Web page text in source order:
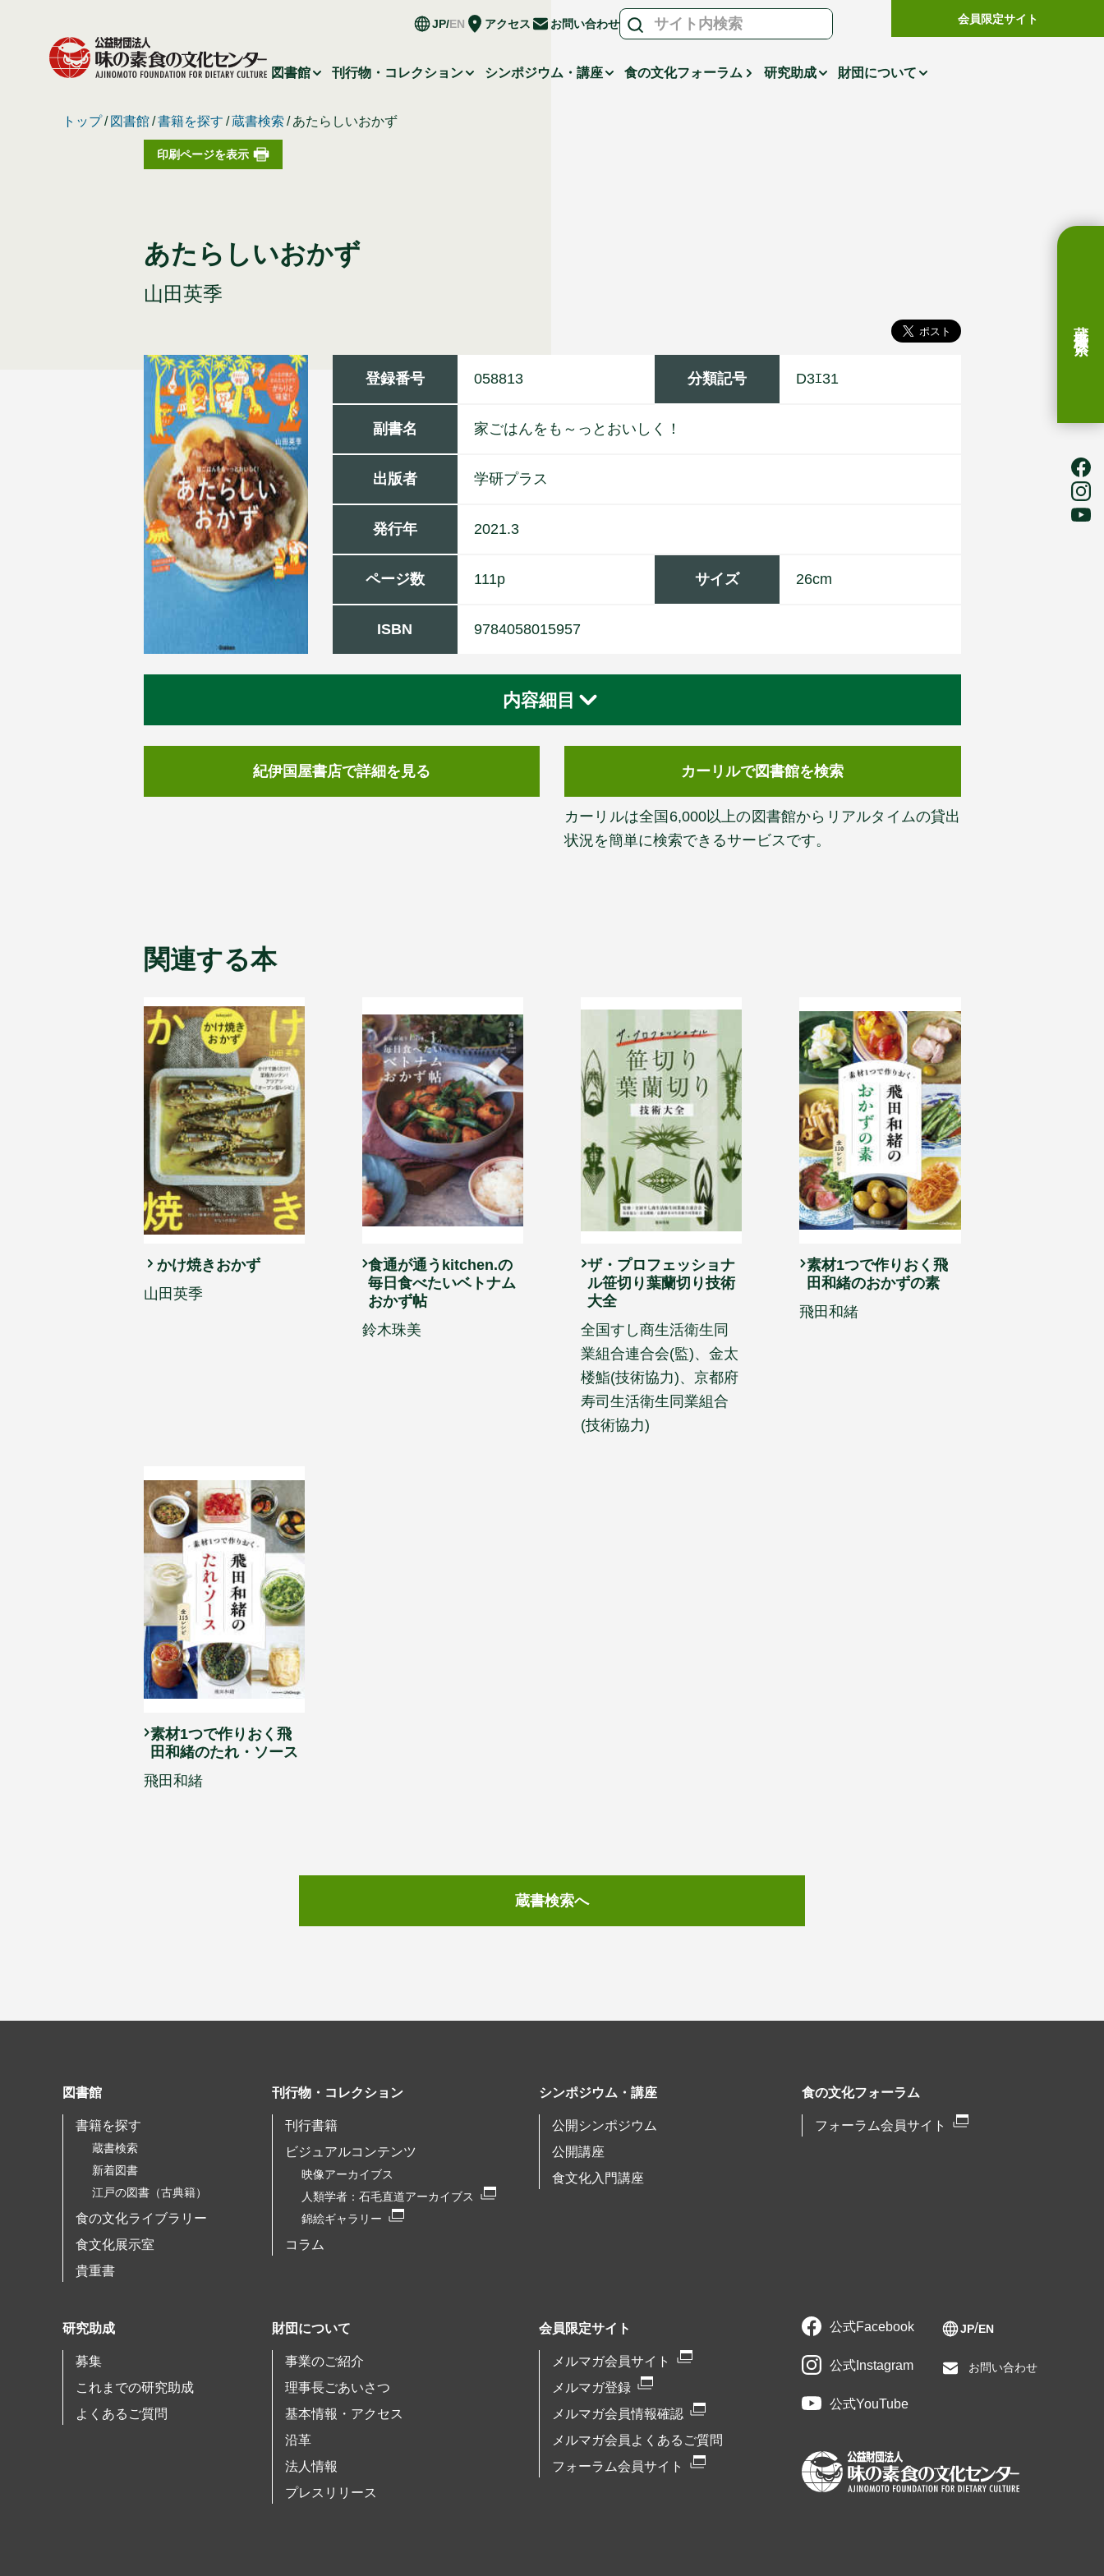
JP EN アクセス お問い合わせ
図書館 刊行物・コレクション シンポジウム・講座 食の文化フォーラム 研究助成 財団について
会員限定サイト
蔵書検索
トップ 図書館 書籍を探す 蔵書検索 あたらしいおかず
印刷ページを表示
あたらしいおかず
山田英季
登録番号 058813 分類記号 D3ｴ31
副書名 家ごはんをも～っとおいしく！
出版者 学研プラ ス
発行年 2021.3
ページ数 111p サイズ 26cm
ISBN 9784058015957
内容細目
紀伊国屋書店で詳細を見る カーリルで図書館を検索
カーリルは全国6,000以上の図書館からリアルタイムの貸出
状況を簡単に検索できるサービスです。
関連する本
かけ焼きおかず
山田英季
食通が通うkitchen.の
毎日食べたいベトナム
おかず帖
鈴木珠美
ザ・プロフェッショナ
ル笹切り葉蘭切り技術
大全
全国すし商生活衛生同
業組合連合会(監)、金太
楼鮨(技術協力)、京都府
寿司生活衛生同業組合
(技術協力)
素材1つで作りおく飛
田和緒のおかずの素
飛田和緒
素材1つで作りおく飛
田和緒のたれ・ソース
飛田和緒
蔵書検索へ
図書館
書籍を探す
蔵書検索
新着図書
江戸の図書（古典籍）
食の文化ライブラリー
食文化展示室
貴重書
刊行物・コレクション
刊行書籍
ビジュアルコンテンツ
映像アーカイブス
人類学者： 石毛直道アーカイブス
錦絵ギャラリー
コラム
シンポジウム・講座
公開シンポジウム
公開講座
食文化入門講座
食の文化フォーラム
フォーラム会員サイト
研究助成
募集
これまでの研究助成
よくあるご質問
財団について
事業のご紹介
理事長ごあいさつ
基本情報・アクセス
沿革
法人情報
プレスリリース
会員限定サイト
メルマガ会員サイト
メルマガ登録
メルマガ会員情報確認
メルマガ会員よくあるご質問
フォーラム会員サイト
公式Facebook
公式Instagram
公式YouTube
JP EN
お問い合わせ